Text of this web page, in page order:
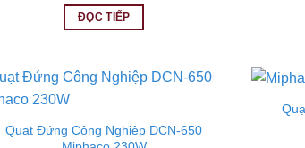
hạng5.005
sao
ĐỌC TIẾP
Quạt Đứng Công Nghiệp DCN-650